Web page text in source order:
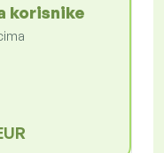
korisnike